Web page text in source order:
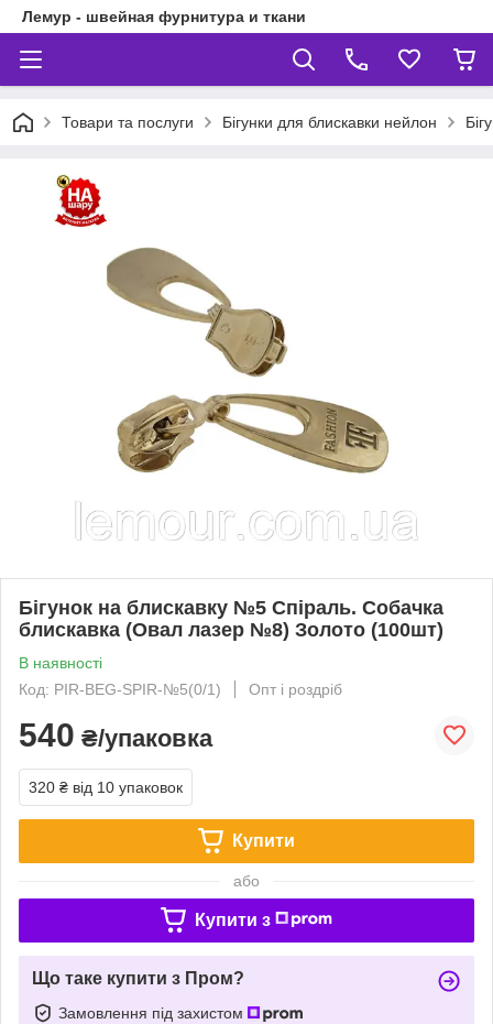
Лемур - швейная фурнитура и ткани
Товари та послуги Бігунки для блискавки нейлон
Бігунок на блискавку №5 Спіраль. Собачка
блискавка (Овал лазер №8) Золото (100шт)
В наявності
Код: PIR-BEG-SPIR-№5(0/1)
Опт і роздріб
540 ₴/упаковка
320 ₴ від 10 упаковок
Купити
або
Купити з
Що таке купити з Пром?
Замовлення під захистом